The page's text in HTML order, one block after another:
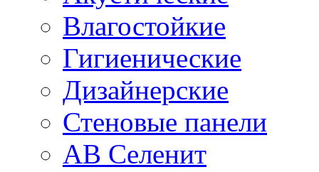
Влагостойкие
Гигиенические
Дизайнерские
Стеновые панели
AB Селенит